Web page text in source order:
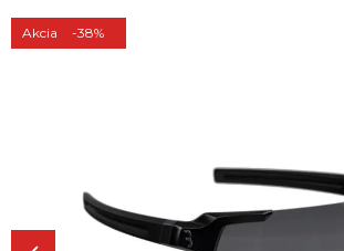
Akcia -38%